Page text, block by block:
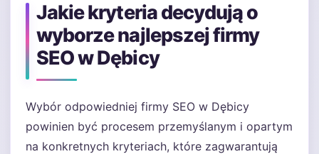
Jakie kryteria decydują o
wyborze najlepszej firmy
SEO w Dębicy
Wybór odpowiedniej firmy SEO w Dębicy
powinien być procesem przemyślanym i opartym
na konkretnych kryteriach, które zagwarantują